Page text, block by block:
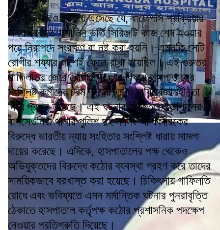
তদন্তে আরও বেরিয়ে এসেছে যে, বায়োপসি প্রক্রিয়ার
জন্য ব্যবহৃত ফর্মালিন ভর্তি সিরিঞ্জটি কাজ শেষ হওয়ার
পরে নিরাপদে সংরক্ষণ বা নষ্ট করা হয়নি। এমনকি সেটি
রোগীর শয্যার পাশেই ফেলে রাখা হয়েছিল। এই গুরুতর
গাফিলতির জেরে রোগীর সুরক্ষার বিষয়ে হাসপাতালের
সংশ্লিষ্ট কর্মীদের চরম উদাসীনতা ও দায়িত্বজ্ঞানহীনতা
নিয়ে প্রশ্ন উঠেছে। এই ঘটনার ভিত্তিতে ভোপালের
বাগসেওনিয়া থানার পুলিশ দুই নার্সিং আধিকারিকের
বিরুদ্ধে ভারতীয় ন্যায় সংহিতার সংশ্লিষ্ট ধারায় মামলা
দায়ের করেছে। এদিকে, হাসপাতালের পক্ষ থেকেও
অভিযুক্তদের বিরুদ্ধে কঠোর ব্যবস্থা গ্রহণ করে তাদের
সাময়িকভাবে বরখাস্ত করা হয়েছে। চিকিৎসায় গাফিলতি
রোধে এবং ভবিষ্যতে এমন মর্মান্তিক ঘটনার পুনরাবৃত্তি
ঠেকাতে হাসপাতাল কর্তৃপক্ষ কঠোর প্রশাসনিক পদক্ষেপ
নেওয়ার প্রতিশ্রুতি দিয়েছে।